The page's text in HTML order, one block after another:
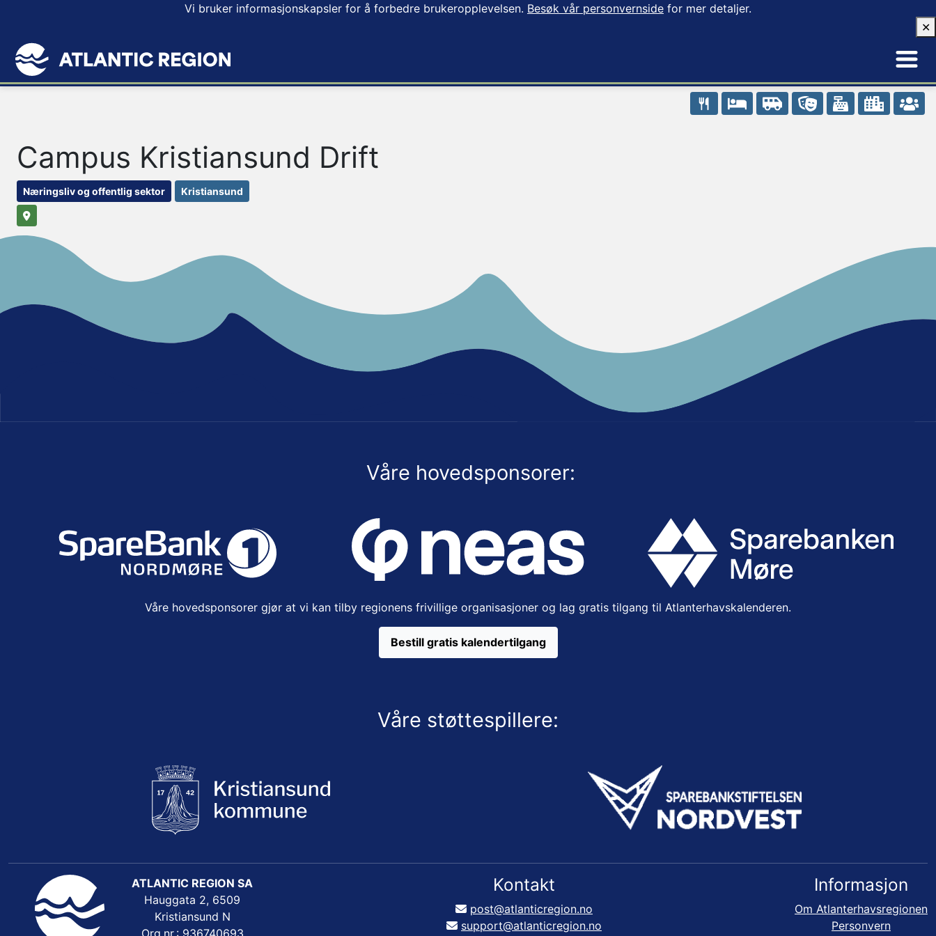
Vi bruker informasjonskapsler for å forbedre brukeropplevelsen. Besøk vår personvernside for mer detaljer.
✕
Campus Kristiansund Drift
Næringsliv og offentlig sektor Kristiansund
Våre hovedsponsorer:
Våre hovedsponsorer gjør at vi kan tilby regionens frivillige organisasjoner og lag gratis tilgang til Atlanterhavskalenderen.
Bestill gratis kalendertilgang
Våre støttespillere:
ATLANTIC REGION SA
Hauggata 2, 6509
Kristiansund N
Org.nr.: 936740693
Kontakt
post@atlanticregion.no
support@atlanticregion.no
Informasjon
Om Atlanterhavsregionen
Personvern